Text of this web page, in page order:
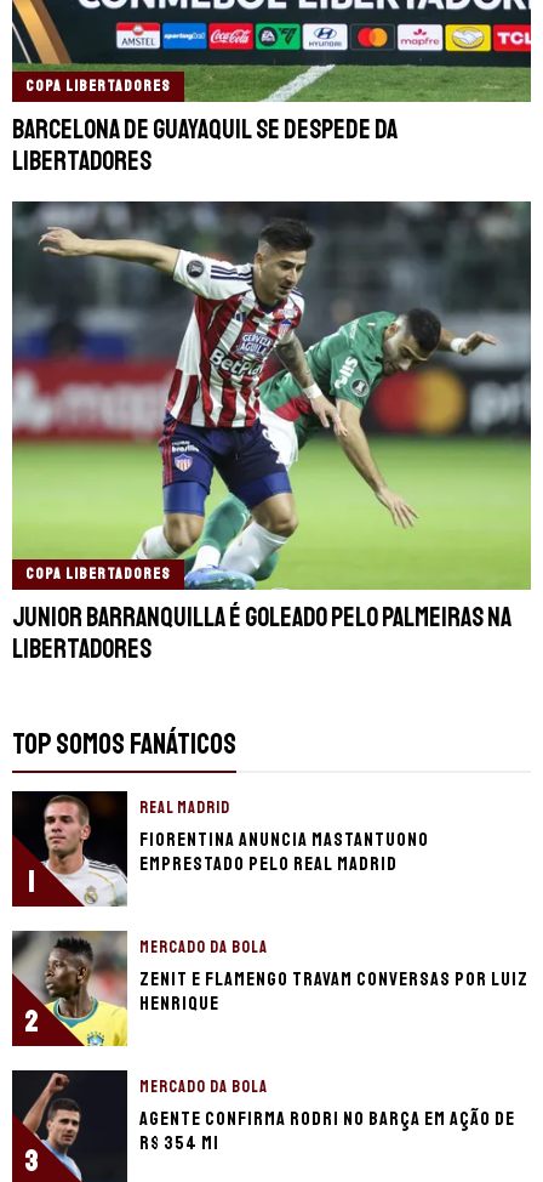
COPA LIBERTADORES
Barcelona de Guayaquil se despede da
Libertadores
COPA LIBERTADORES
Junior Barranquilla é goleado pelo Palmeiras na
Libertadores
TOP SOMOS FANÁTICOS
1
REAL MADRID
Fiorentina anuncia Mastantuono
emprestado pelo Real Madrid
2
MERCADO DA BOLA
Zenit e Flamengo travam conversas por Luiz
Henrique
3
MERCADO DA BOLA
Agente confirma Rodri no Barça em ação de
R$ 354 mi